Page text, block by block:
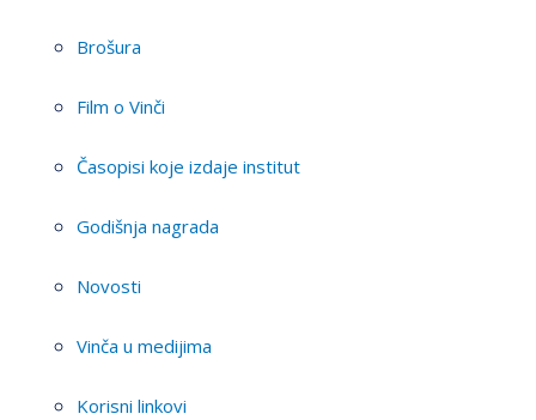
Brošura
Film o Vinči
Časopisi koje izdaje institut
Godišnja nagrada
Novosti
Vinča u medijima
Korisni linkovi